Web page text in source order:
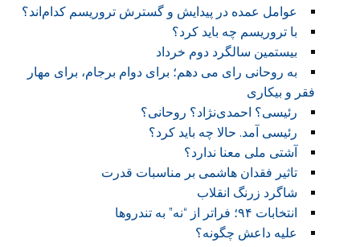
عوامل عمده در پیدایش و گسترش تروریسم کدام‌اند؟
با تروریسم چه باید کرد؟
بیستمین سالگرد دوم خرداد
به روحانی رای می دهم؛ برای دوام برجام، برای مهار
فقر و بیکاری
رئیسی؟ احمدی‌نژاد؟ روحانی؟
رئیسی آمد. حالا چه باید کرد؟
آشتی ملی معنا ندارد؟
تاثیر فقدان هاشمی بر مناسبات قدرت
شاگرد زرنگ انقلاب
انتخابات ۹۴؛ فراتر از “نه” به تندروها
علیه داعش چگونه؟